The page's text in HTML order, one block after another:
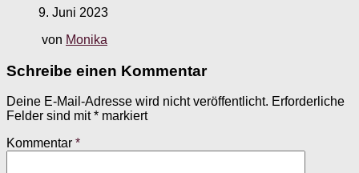
9. Juni 2023
von Monika
Schreibe einen Kommentar
Deine E-Mail-Adresse wird nicht veröffentlicht. Erforderliche
Felder sind mit* markiert
Kommentar *